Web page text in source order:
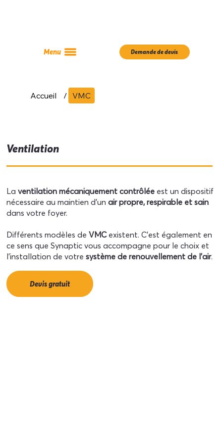
Menu Demande de devis
Ventilation
Laventilation mécaniquement contrôlée est un dispositif
nécessaire au maintien d’unair propre, respirable et sain
dans votre foyer.
Différents modèles deVMCexistent. C’est également en
ce sens que Synaptic vous accompagne pour le choix et
l’installation de votresystème de renouvellement de l’air.
Devis gratuit
Accueil / VMC